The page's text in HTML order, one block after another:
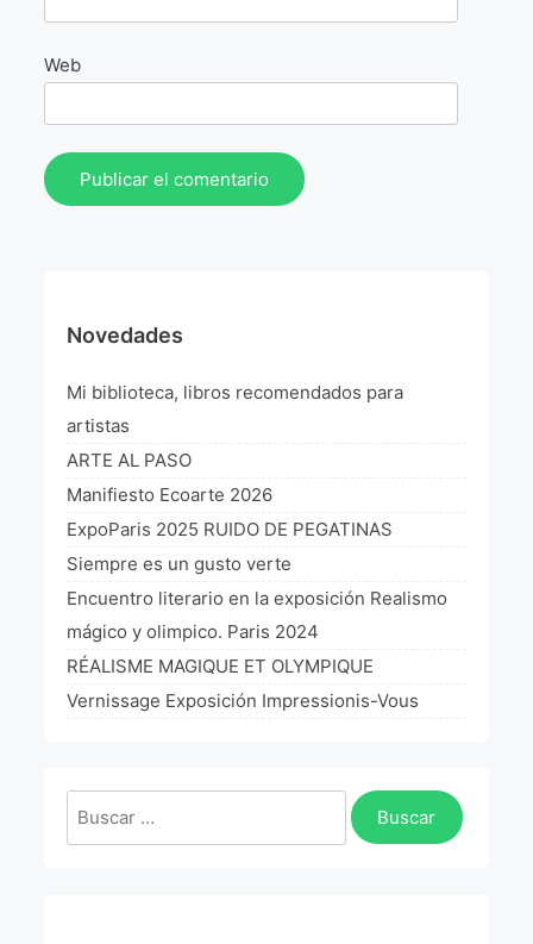
Web
Novedades
Mi biblioteca, libros recomendados para
artistas
ARTE AL PASO
Manifiesto Ecoarte 2026
ExpoParis 2025 RUIDO DE PEGATINAS
Siempre es un gusto verte
Encuentro literario en la exposición Realismo
mágico y olimpico. Paris 2024
RÉALISME MAGIQUE ET OLYMPIQUE
Vernissage Exposición Impressionis-Vous
Buscar: